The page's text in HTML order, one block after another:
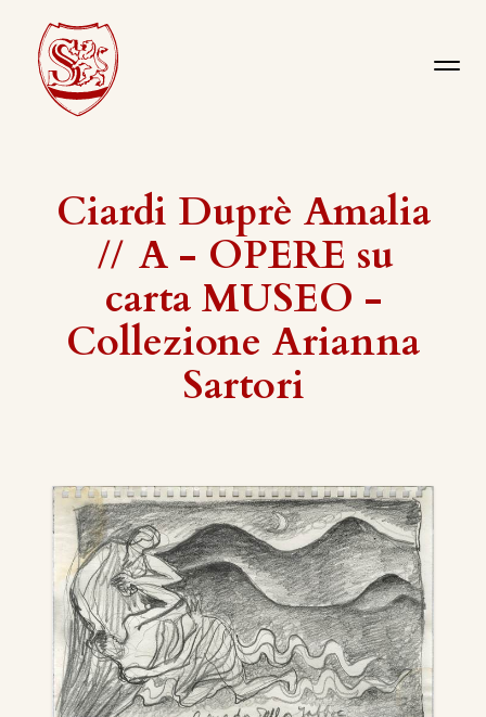
Ciardi Duprè Amalia
// A - OPERE su
carta MUSEO -
Collezione Arianna
Sartori